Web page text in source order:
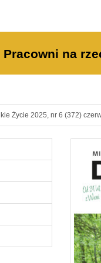
Pracowni na
Życie 2025, nr 6 (372)